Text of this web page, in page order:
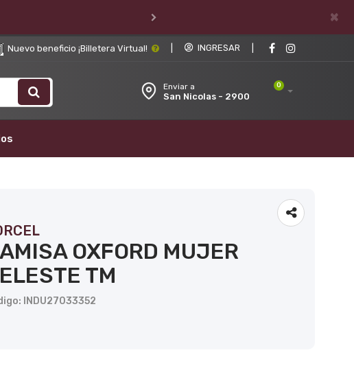
×
Nuevo beneficio ¡Billetera Virtual! INGRESAR
0
Enviar a
San Nicolas - 2900
OXFORD MUJER
TM
INDU27033352